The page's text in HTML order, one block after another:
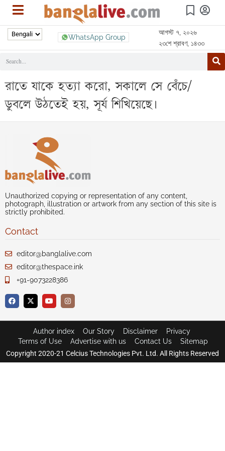
WhatsApp Group
আগস্ট ৭, ২০২৬
২৩শে শ্রাবণ, ১৪৩৩
রাতে যাকে হত্যা করো, সকালে সে বেঁচে/
ডুবলে উঠতেই হয়, সূর্য শিখিয়েছে।
Unauthorized copying or representation of any content,
photograph, illustration or artwork from any section of this site is
strictly prohibited.
Contact
editor@banglalive.com
editor@thespace.ink
+91-9073228386
Copyright 2020-21 Celcius Technologies Pvt. Ltd. All Rights Reserved
Author index Our Story Disclaimer
Privacy
Terms of Use
Advertise with us Contact Us Sitemap